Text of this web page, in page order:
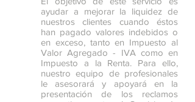
ayudar a mejorar la liquidez de
nuestros clientes cuando éstos
han pagado valores indebidos o
en exceso, tanto en Impuesto al
Valor Agregado - IVA como en
Impuesto a la Renta. Para ello,
nuestro equipo de profesionales
le asesorará y apoyará en la
presentación de los reclamos